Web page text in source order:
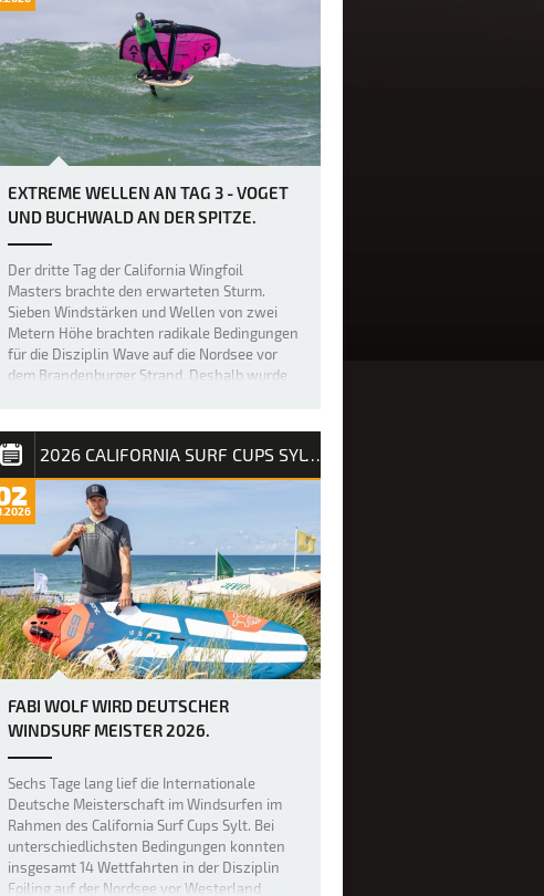
EXTREME WELLEN AN TAG 3 - VOGET
UND BUCHWALD AN DER SPITZE.
Der dritte Tag der California Wingfoil
Masters brachte den erwarteten Sturm.
Sieben Windstärken und Wellen von zwei
Metern Höhe brachten radikale Bedingungen
für die Disziplin Wave auf die Nordsee vor
dem Brandenburger Strand. Deshalb wurde
2026 CALIFORNIA SURF CUPS SYLT / INTERNATIONALE DEUTSCHE MEISTERSCHAFT
FABI WOLF WIRD DEUTSCHER
WINDSURF MEISTER 2026.
Sechs Tage lang lief die Internationale
Deutsche Meisterschaft im Windsurfen im
Rahmen des California Surf Cups Sylt. Bei
unterschiedlichsten Bedingungen konnten
insgesamt 14 Wettfahrten in der Disziplin
Foiling auf der Nordsee vor Westerland